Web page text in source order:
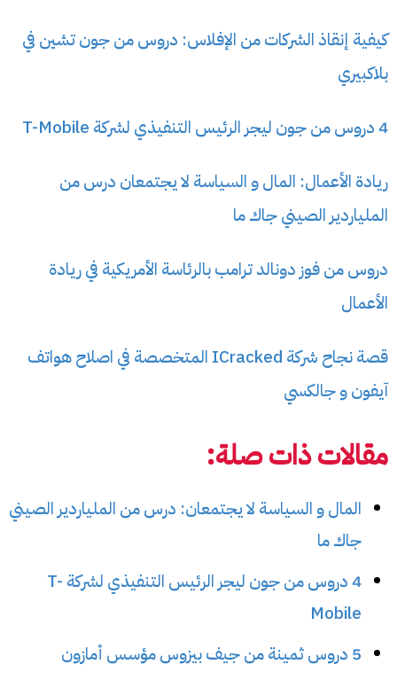
كيفية إنقاذ الشركات من الإفلاس: دروس من جون تشين في
بلاكبيري
4 دروس من جون ليجر الرئيس التنفيذي لشركة T-Mobile
ريادة الأعمال: المال و السياسة لا يجتمعان درس من
الملياردير الصيني جاك ما
دروس من فوز دونالد ترامب بالرئاسة الأمريكية في ريادة
الأعمال
قصة نجاح شركة ICracked المتخصصة في اصلاح هواتف
آيفون و جالكسي
مقالات ذات صلة:
المال و السياسة لا يجتمعان: درس من الملياردير الصيني
جاك ما
4 دروس من جون ليجر الرئيس التنفيذي لشركة T-
Mobile
5 دروس ثمينة من جيف بيزوس مؤسس أمازون